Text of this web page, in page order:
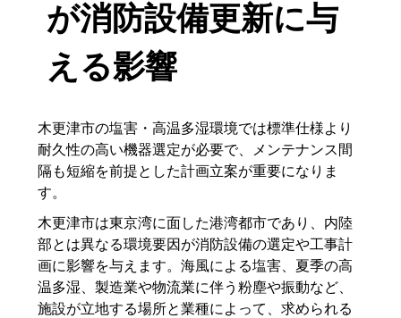
が消防設備更新に与
える影響
木更津市の塩害・高温多湿環境では標準仕様より
耐久性の高い機器選定が必要で、メンテナンス間
隔も短縮を前提とした計画立案が重要になりま
す。
木更津市は東京湾に面した港湾都市であり、内陸
部とは異なる環境要因が消防設備の選定や工事計
画に影響を与えます。海風による塩害、夏季の高
温多湿、製造業や物流業に伴う粉塵や振動など、
施設が立地する場所と業種によって、求められる